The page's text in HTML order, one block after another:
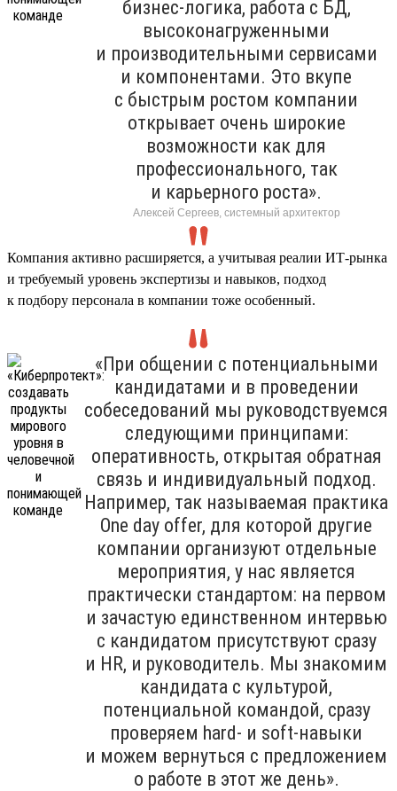
бизнес-логика, работа с БД,
высоконагруженными
и производительными сервисами
и компонентами. Это вкупе
с быстрым ростом компании
открывает очень широкие
возможности как для
профессионального, так
и карьерного роста».
Алексей Сергеев, системный архитектор
Компания активно расширяется, а учитывая реалии ИТ-рынка
и требуемый уровень экспертизы и навыков, подход
к подбору персонала в компании тоже особенный.
«При общении с потенциальными
кандидатами и в проведении
собеседований мы руководствуемся
следующими принципами:
оперативность, открытая обратная
связь и индивидуальный подход.
Например, так называемая практика
One day offer, для которой другие
компании организуют отдельные
мероприятия, у нас является
практически стандартом: на первом
и зачастую единственном интервью
с кандидатом присутствуют сразу
и HR, и руководитель. Мы знакомим
кандидата с культурой,
потенциальной командой, сразу
проверяем hard- и soft-навыки
и можем вернуться с предложением
о работе в этот же день».